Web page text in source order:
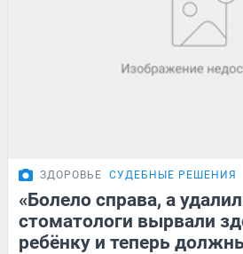
ЗДОРОВЬЕ СУДЕБНЫЕ РЕШЕНИЯ
«Болело справа, а
стоматологи вырвали
ребёнку и теперь